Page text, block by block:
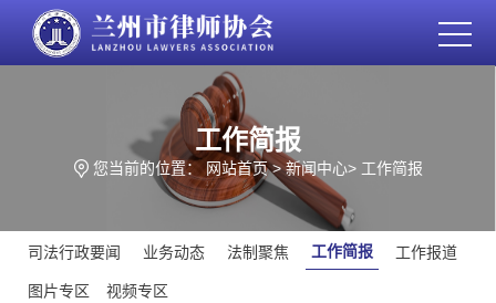
工作简报
您当前的位置：网站首页>新闻中心> 工作简报
司法行政要闻 业务动态 法制聚焦 工作简报 工作报道
图片专区 视频专区